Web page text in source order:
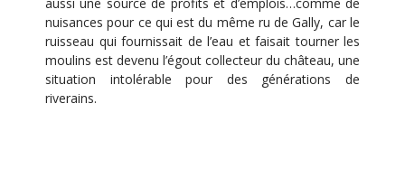
nuisances pour ce qui est du même ru de Gally, car le
ruisseau qui fournissait de l’eau et faisait tourner les
moulins est devenu l’égout collecteur du château, une
situation intolérable pour des générations de
riverains.